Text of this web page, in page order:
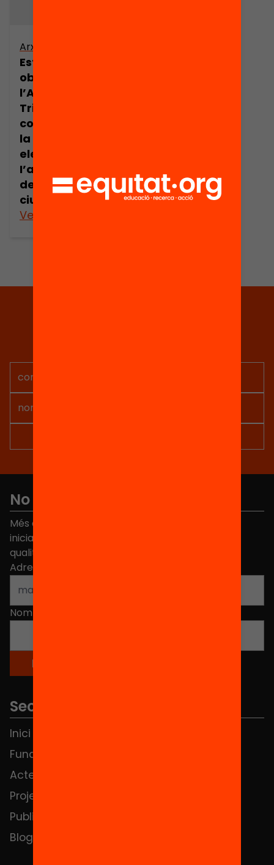
Arxiu
Estan els
objectius de
l’Administració
Tributària
condicionats per
la rendibilitat
electoral i
I’actitud cívica
de la
ciutadania?
Veure’n més
No et perdis res
Més de 40.000 persones ja han triat Equitat. Rep
iniciatives, propostes i projectes per millorar la
qualitat de l'educació a Catalunya.
Adreça electrònica
Nom
Seccions
Inici
Fundació
Actes
Projectes
Publicacions i vídeos
Blog